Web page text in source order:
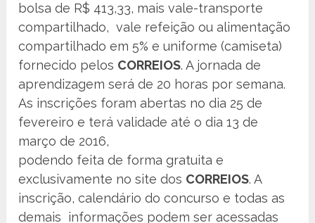
bolsa de R$ 413,33, mais vale-transporte
compartilhado, vale refeição ou alimentação
compartilhado em 5% e uniforme (camiseta)
fornecido pelos CORREIOS. A jornada de
aprendizagem será de 20 horas por semana.
As inscrições foram abertas no dia 25 de
fevereiro e terá validade até o dia 13 de
março de 2016,
podendo feita de forma gratuita e
exclusivamente no site dos CORREIOS. A
inscrição, calendário do concurso e todas as
demais informações podem ser acessadas